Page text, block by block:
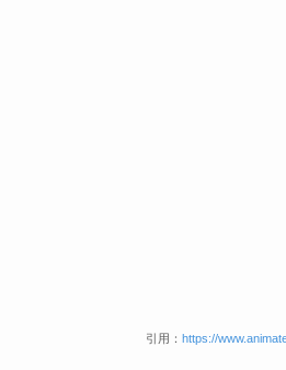
引用： https://